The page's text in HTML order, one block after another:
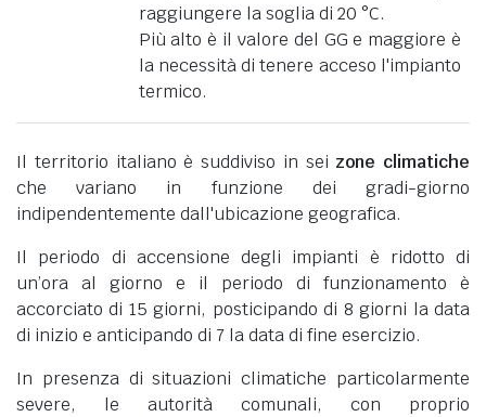
raggiungere la soglia di 20 °C.
Più alto è il valore del GG e maggiore è
la necessità di tenere acceso l'impianto
termico.
Il territorio italiano è suddiviso in sei zone climatiche
che variano in funzione dei gradi-giorno
indipendentemente dall'ubicazione geografica.
Il periodo di accensione degli impianti è ridotto di
un’ora al giorno e il periodo di funzionamento è
accorciato di 15 giorni, posticipando di 8 giorni la data
di inizio e anticipando di 7 la data di fine esercizio.
In presenza di situazioni climatiche particolarmente
severe, le autorità comunali, con proprio